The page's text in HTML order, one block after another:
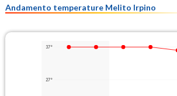
Andamento temperature Melito Irpino
37°
27°